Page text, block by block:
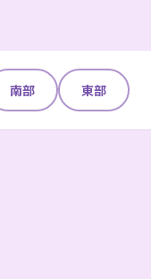
南部 東部